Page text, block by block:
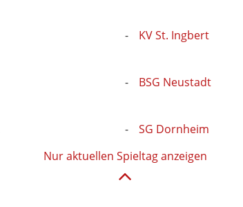
KV St. Ingbert
BSG Neustadt
SG Dornheim
Nur aktuellen Spieltag anzeigen